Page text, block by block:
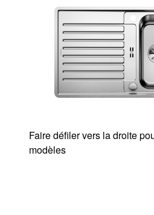
Faire défiler vers la droite
modèles